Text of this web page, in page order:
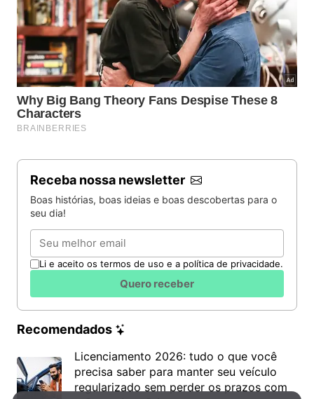
Receba nossa newsletter
Boas histórias, boas ideias e boas descobertas para o
seu dia!
Email
Li e aceito os termos de uso e a política de privacidade.
Quero receber
Recomendados
Licenciamento 2026: tudo o que você
precisa saber para manter seu veículo
regularizado sem perder os prazos com